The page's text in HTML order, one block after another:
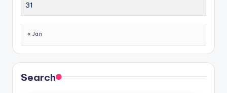
31
« Jan
Search